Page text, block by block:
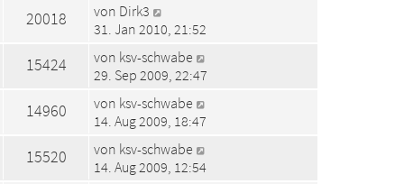
20018 von Dirk3
31. Jan 2010, 21:52
15424 von ksv-schwabe
29. Sep 2009, 22:47
14960 von ksv-schwabe
14. Aug 2009, 18:47
15520 von ksv-schwabe
14. Aug 2009, 12:54